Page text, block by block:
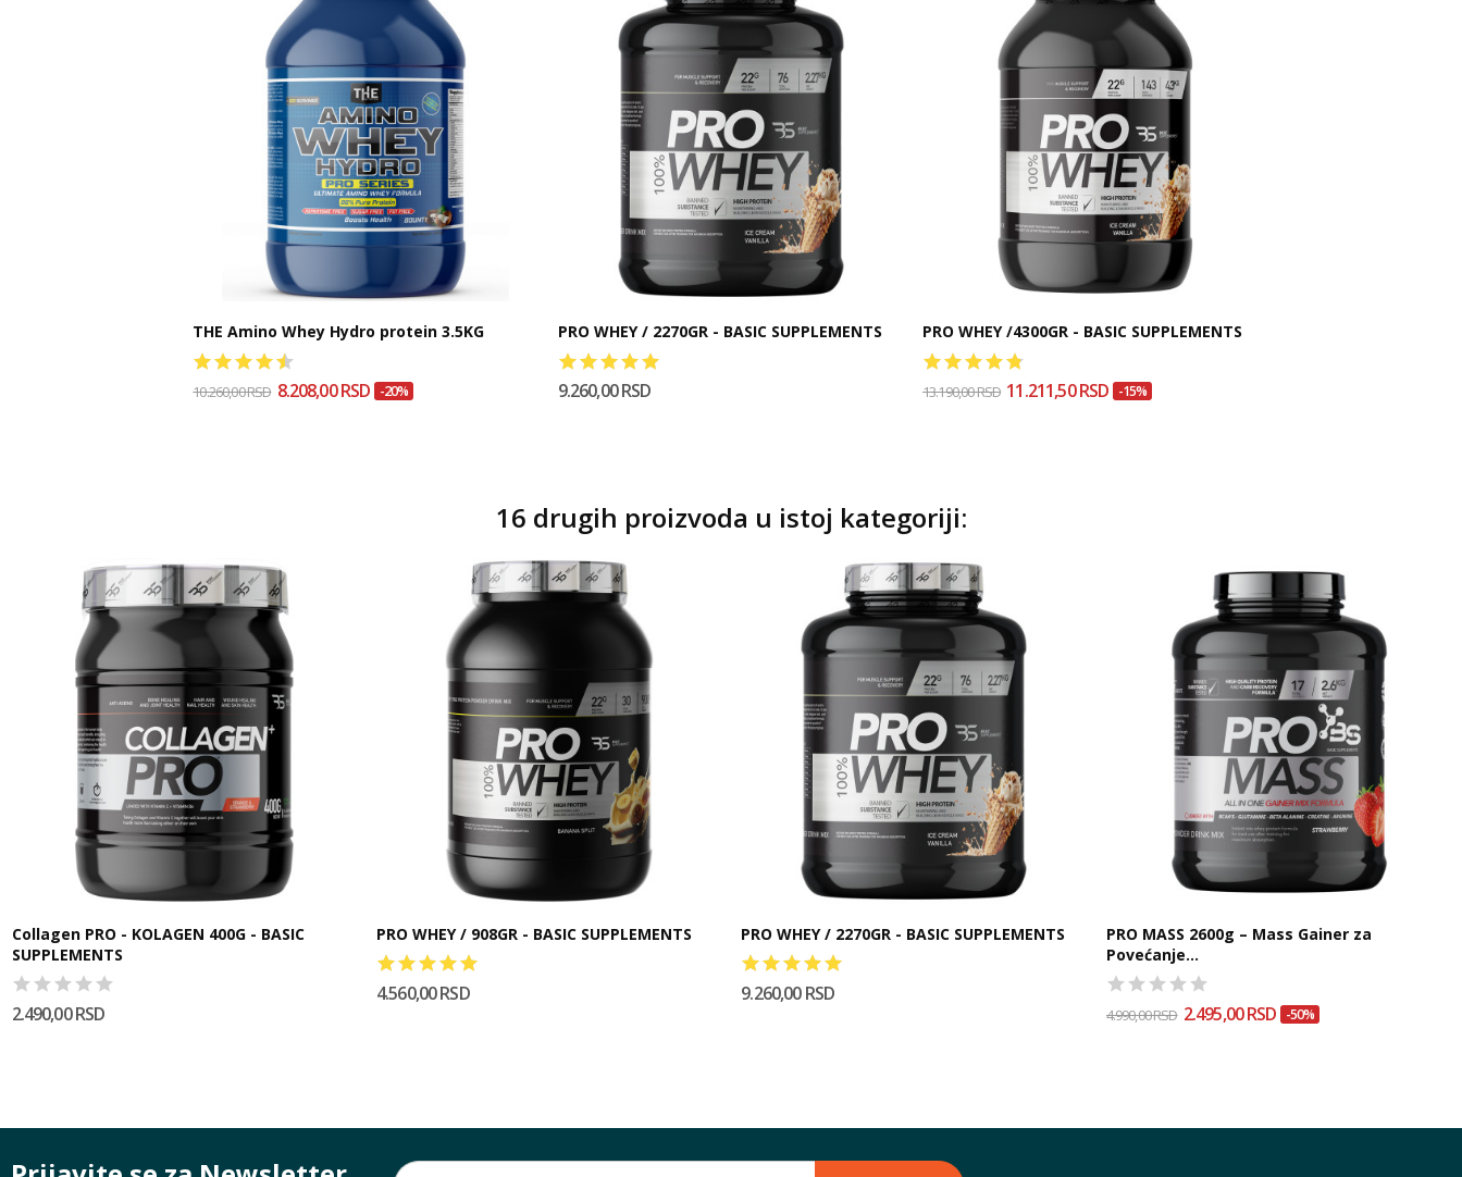
THE Amino Whey Hydro protein 3.5KG
10.260,00 RSD 8.208,00 RSD -20%
PRO WHEY / 2270GR - BASIC SUPPLEMENTS
9.260,00 RSD
PRO WHEY /4300GR - BASIC SUPPLEMENTS
13.190,00 RSD 11.211,50 RSD -15%
16 drugih proizvoda u istoj kategoriji:
Collagen PRO - KOLAGEN 400G - BASIC
SUPPLEMENTS
2.490,00 RSD
PRO WHEY / 908GR - BASIC SUPPLEMENTS
4.560,00 RSD
PRO WHEY / 2270GR - BASIC SUPPLEMENTS
9.260,00 RSD
PRO MASS 2600g – Mass Gainer za
Povećanje...
4.990,00 RSD 2.495,00 RSD -50%